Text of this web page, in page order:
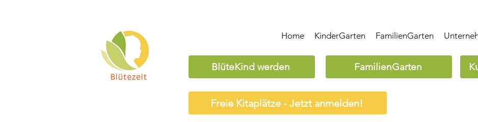
Home KinderGarten FamilienGarten
BlüteKind werden FamilienGarten
Freie Kitaplätze - Jetzt anmelden!